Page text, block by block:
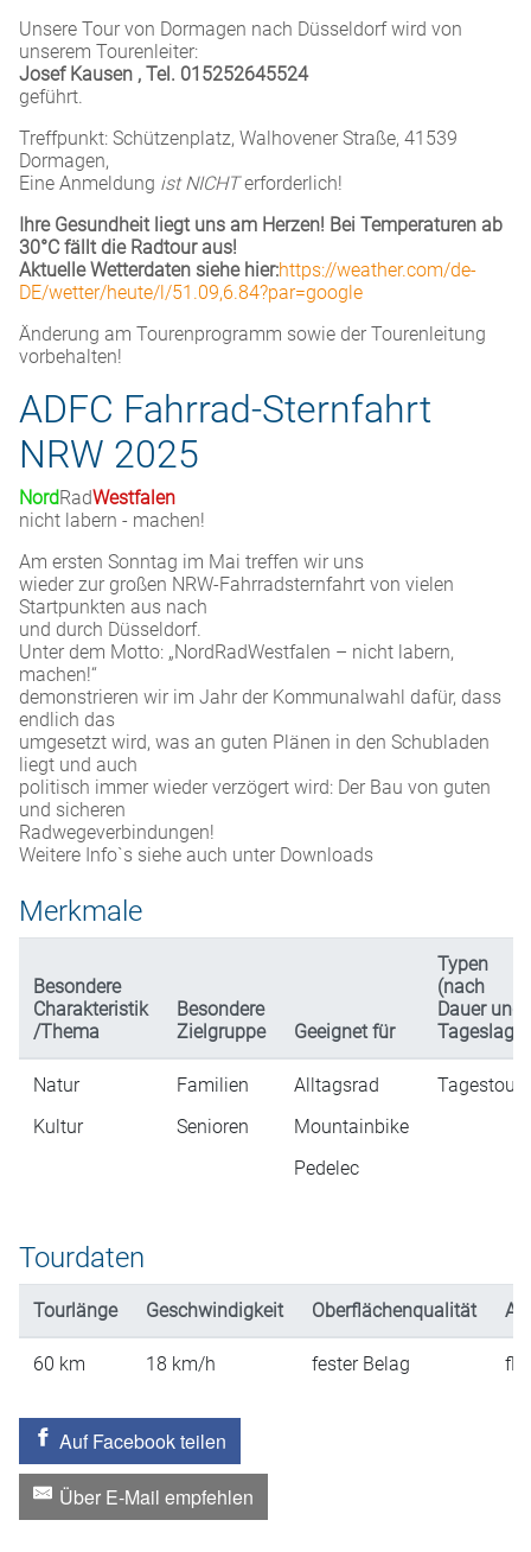
Unsere Tour von Dormagen nach Düsseldorf wird von
unserem Tourenleiter:
Josef Kausen , Tel. 015252645524
geführt.
Treffpunkt: Schützenplatz, Walhovener Straße, 41539
Dormagen,
Eine Anmeldung istNICHTerforderlich!
Ihre Gesundheit liegt uns am Herzen! Bei Temperaturen ab
30°C fällt die Radtour aus!
Aktuelle Wetterdaten siehe hier:https://weather.com/de-
DE/wetter/heute/l/51.09,6.84?par=google
Änderung am Tourenprogramm sowie der Tourenleitung
vorbehalten!
ADFC Fahrrad-Sternfahrt
NRW 2025
NordRadWestfalen
nicht labern - machen!
Am ersten Sonntag im Mai treffen wir uns
wieder zur großen NRW-Fahrradsternfahrt von vielen
Startpunkten aus nach
und durch Düsseldorf.
Unter dem Motto: „NordRadWestfalen – nicht labern,
machen!“
demonstrieren wir im Jahr der Kommunalwahl dafür, dass
endlich das
umgesetzt wird, was an guten Plänen in den Schubladen
liegt und auch
politisch immer wieder verzögert wird: Der Bau von guten
und sicheren
Radwegeverbindungen!
Weitere Info`s siehe auch unter Downloads
Merkmale
Besondere
Charakteristik
/Thema
Besondere
Zielgruppe
Geeignet für
Typen
(nach
Dauer und
Tageslage)
Natur
Kultur
Familien
Senioren
Alltagsrad
Mountainbike
Pedelec
Tagestour
Tourdaten
Tourlänge Geschwindigkeit Oberflächenqualität
60 km 18 km/h fester Belag
Auf Facebook teilen
Über E-Mail empfehlen